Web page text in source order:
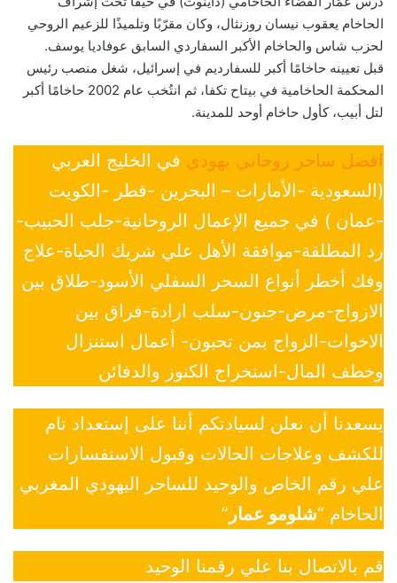
الحاخام يعقوب نيسان روزنثال، وكان مقرّبًا وتلميذًا للزعيم الروحي
لحزب شاس والحاخام الأكبر السفاردي السابق عوفاديا يوسف.
قبل تعيينه حاخامًا أكبر للسفارديم في إسرائيل، شغل منصب رئيس
المحكمة الحاخامية في بيتاح تكفا، ثم انتُخب عام 2002 حاخامًا أكبر
لتل أبيب، كأول حاخام أوحد للمدينة.
افضل ساحر روحاني يهودي في الخليج العربي
(السعودية -الأمارات – البحرين -قطر -الكويت
-عمان ) في جميع الإعمال الروحانية-جلب الحبيب-
رد المطلقة-موافقة الأهل علي شريك الحياة-علاج
وفك أخطر أنواع السحر السفلي الأسود-طلاق بين
الازواج-مرض-جنون-سلب ارادة-فراق بين
الاخوات-الزواج بمن تحبون- أعمال استنزال
وخطف المال-استخراج الكنوز والدفائن
يسعدنا أن نعلن لسيادتكم أننا على إستعداد تام
للكشف وعلاجات الحالات وقبول الاستفسارات
علي رقم الخاص والوحيد للساحر اليهودي المغربي
الحاخام “شلومو عمار ”
قم بالاتصال بنا علي رقمنا الوحيد